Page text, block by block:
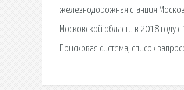
железнодорожная станция
Московской области в 2018 году
Поисковая сиcтема, список